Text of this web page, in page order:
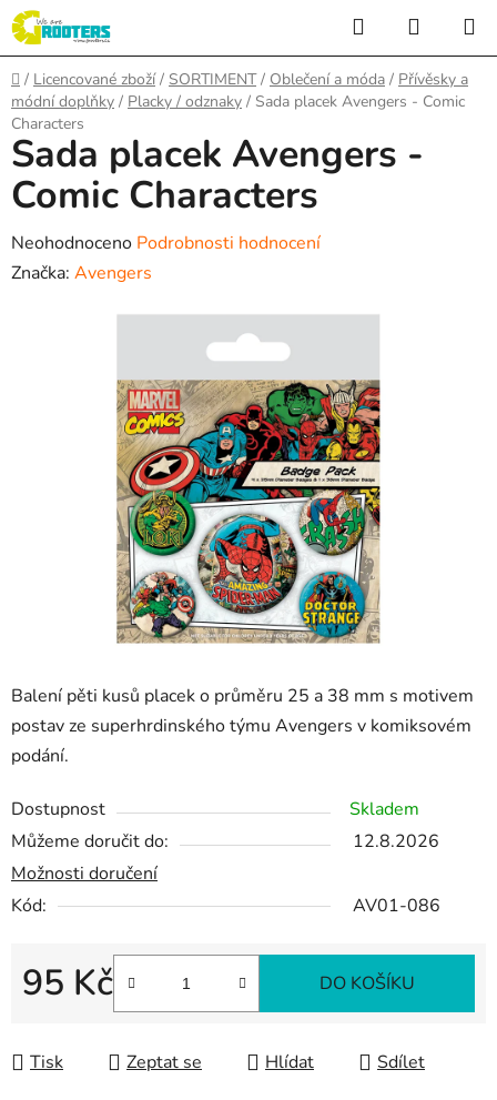
Přejít
na
obsah
Hledat
KOŠÍK
Domů
/ Licencované zboží / SORTIMENT / Oblečení a móda / Přívěsky a
módní doplňky / Placky / odznaky / Sada placek Avengers - Comic
Characters
Balení pěti kusů placek o průměru 25 a 38 mm s motivem
postav ze superhrdinského týmu Avengers v komiksovém
podání.
Dostupnost
Skladem
Můžeme doručit do:
12.8.2026
Možnosti doručení
Kód:
AV01-086
95 Kč
Měrná cena:
DO KOŠÍKU
Tisk Zeptat se Hlídat Sdílet
Sada placek Avengers -
Comic Characters
Průměrné
hodnocení
Neohodnoceno Podrobnosti hodnocení
Značka: Avengers